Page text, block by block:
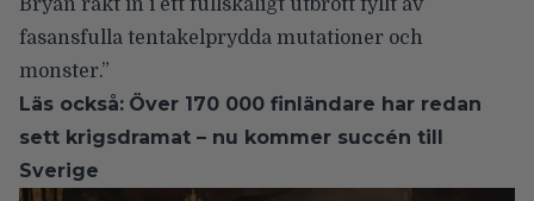
Bryan rakt in i ett fullskaligt utbrott fyllt av
fasansfulla tentakelprydda mutationer och
monster.”
Läs också: Över 170 000 finländare har redan
sett krigsdramat – nu kommer succén till
Sverige